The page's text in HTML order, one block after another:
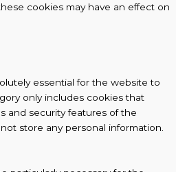
cookies may have an effect on
essential for the website to
only includes cookies that
and security features of the
store any personal information.